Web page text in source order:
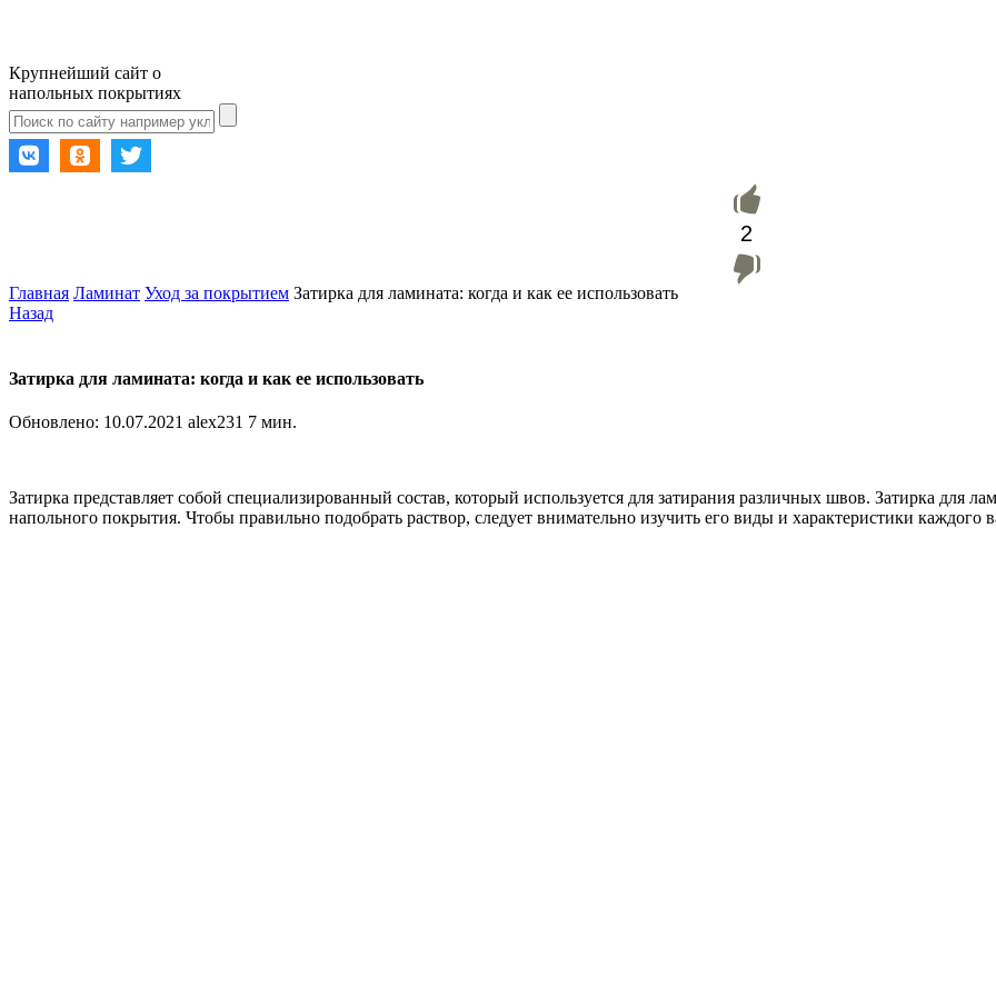
Крупнейший сайт о
напольных покрытиях
2
Главная Ламинат Уход за покрытием Затирка для ламината: когда и как ее использовать
Назад
Затирка для ламината: когда и как ее использовать
Обновлено: 10.07.2021 alex231 7 мин.
Затирка представляет собой специализированный состав, который используется для затирания различных швов. Затирка для
напольного покрытия. Чтобы правильно подобрать раствор, следует внимательно изучить его виды и характеристики каждого